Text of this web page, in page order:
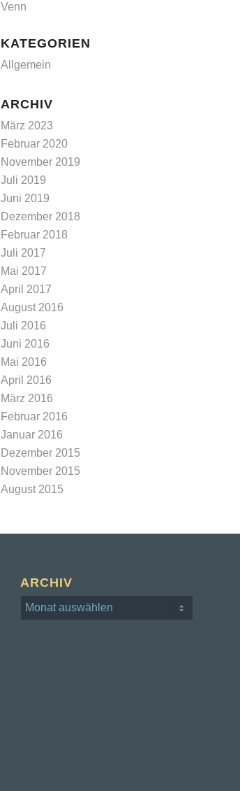
Venn
KATEGORIEN
Allgemein
ARCHIV
März 2023
Februar 2020
November 2019
Juli 2019
Juni 2019
Dezember 2018
Februar 2018
Juli 2017
Mai 2017
April 2017
August 2016
Juli 2016
Juni 2016
Mai 2016
April 2016
März 2016
Februar 2016
Januar 2016
Dezember 2015
November 2015
August 2015
ARCHIV